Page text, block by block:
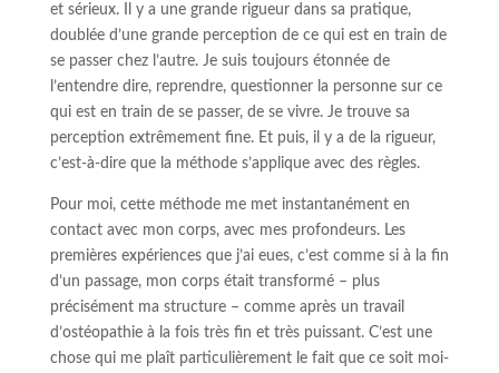
et sérieux. Il y a une grande rigueur dans sa pratique,
doublée d’une grande perception de ce qui est en train de
se passer chez l’autre. Je suis toujours étonnée de
l’entendre dire, reprendre, questionner la personne sur ce
qui est en train de se passer, de se vivre. Je trouve sa
perception extrêmement fine. Et puis, il y a de la rigueur,
c’est-à-dire que la méthode s’applique avec des règles.
Pour moi, cette méthode me met instantanément en
contact avec mon corps, avec mes profondeurs. Les
premières expériences que j’ai eues, c’est comme si à la fin
d’un passage, mon corps était transformé – plus
précisément ma structure – comme après un travail
d’ostéopathie à la fois très fin et très puissant. C’est une
chose qui me plaît particulièrement le fait que ce soit moi-